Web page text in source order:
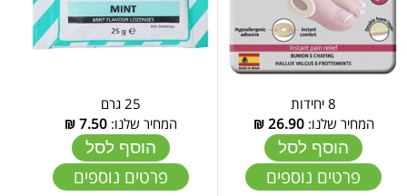
8 יחידות
המחיר שלנו:26.90
₪
הוסף לסל
פרטים נוספים
25 גרם
המחיר שלנו:7.50
₪
הוסף לסל
פרטים נוספים